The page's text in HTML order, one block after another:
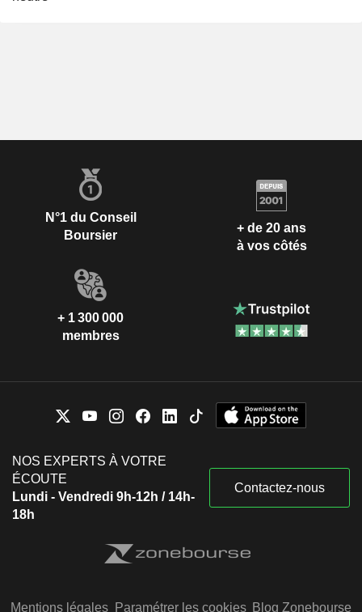
N°1 du Conseil
Boursier
+ de 20 ans
à vos côtés
+ 1 300 000
membres
NOS EXPERTS À VOTRE
ÉCOUTE
Lundi - Vendredi 9h-12h / 14h-
18h
Contactez-nous
Mentions légales Paramétrer les cookies Blog Zonebourse